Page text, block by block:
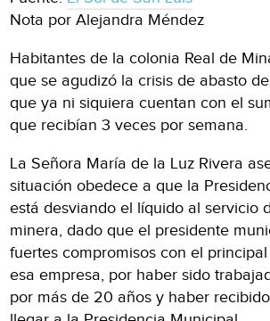
Nota por Alejandra Méndez
Habitantes de la colonia Real de
que se agudizó la crisis de abasto
que ya ni siquiera cuentan con el
que recibían 3 veces por semana.
La Señora María de la Luz Rivera
situación obedece a que la
está desviando el líquido al servicio
minera, dado que el presidente
fuertes compromisos con el
esa empresa, por haber sido
por más de 20 años y haber